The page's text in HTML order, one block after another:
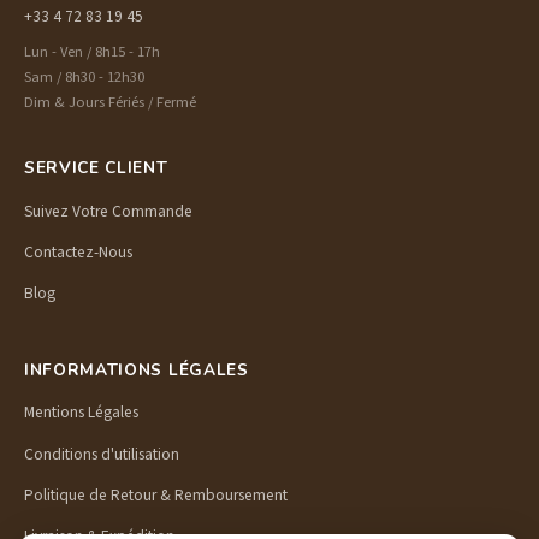
+33 4 72 83 19 45
Lun - Ven / 8h15 - 17h
Sam / 8h30 - 12h30
Dim & Jours Fériés / Fermé
SERVICE CLIENT
Suivez Votre Commande
Contactez-Nous
Blog
INFORMATIONS LÉGALES
Mentions Légales
Conditions d'utilisation
Politique de Retour & Remboursement